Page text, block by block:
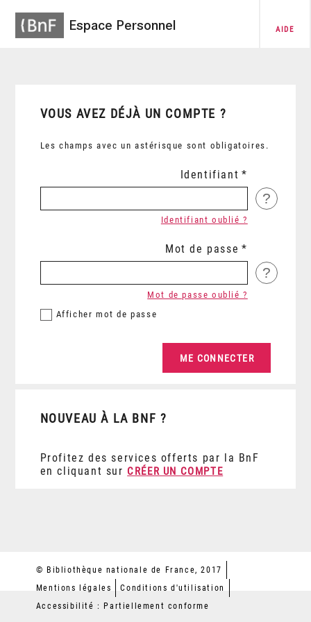
Espace Personnel AIDE
VOUS AVEZ DÉJÀ UN COMPTE ?
Les champs avec un astérisque sont obligatoires.
Identifiant
?
Identifiant oublié ?
Mot de passe
?
Afficher mot de passe
Mot de passe oublié ?
NOUVEAU À LA BNF ?
Profitez des services offerts par la BnF
en cliquant sur CRÉER UN COMPTE
© Bibliothèque nationale de France, 2017
Mentions légales
Conditions d'utilisation
Accessibilité : Partiellement conforme